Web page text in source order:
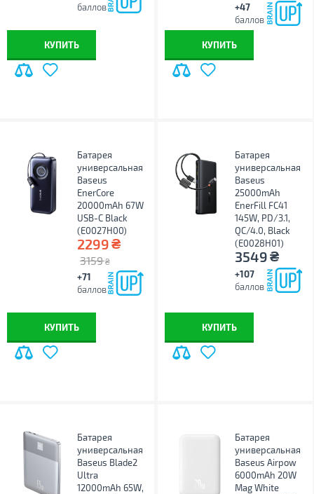
баллов
КУПИТЬ
+47
баллов
КУПИТЬ
Батарея
универсальная
Baseus
EnerCore
20000mAh 67W
USB-C Black
(E0027H00)
2299₴
3159 ₴
+71
баллов
КУПИТЬ
Батарея
универсальная
Baseus
25000mAh
EnerFill FC41
145W, PD/3.1,
QC/4.0, Black
(E0028H01)
3549₴
+107
баллов
КУПИТЬ
Батарея
универсальная
Baseus Blade2
Ultra
12000mAh 65W,
Батарея
универсальная
Baseus Airpow
6000mAh 20W
Mag White